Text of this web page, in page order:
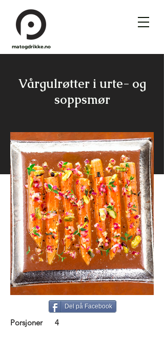
matogdrikke.no
Vårgulrøtter i urte- og
soppsmør
Del på Facebook
Porsjoner 4